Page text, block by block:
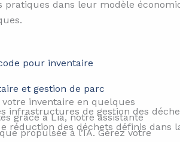
et gestion de parc
votre inventaire en quelques
grâce à Lia, notre assistante
propulsée à l’IA. Gérez votre
pratiques dans leur modèle
de gestion des
réduction des déchets définis